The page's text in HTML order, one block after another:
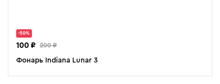
200 ₽
-50%
100 ₽
Фонарь Indiana Lunar 3